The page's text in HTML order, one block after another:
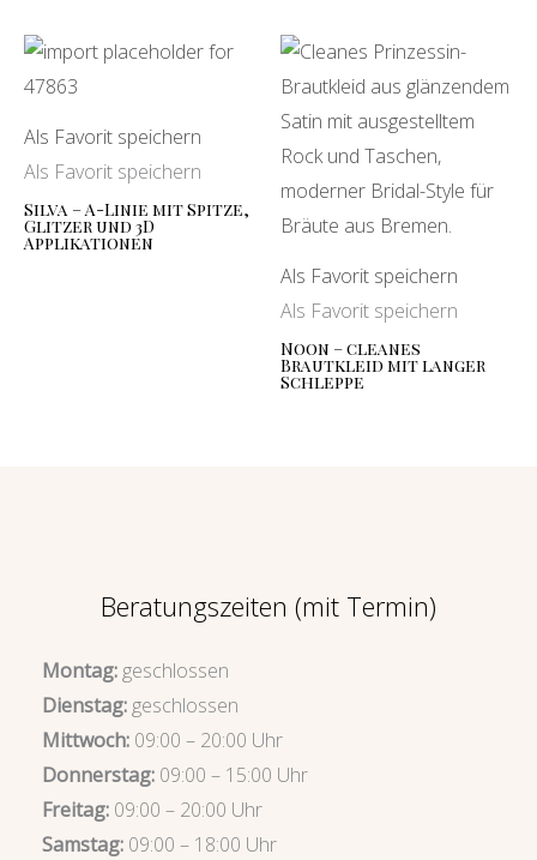
Als Favorit speichern
Als Favorit speichern
Silva – A-Linie mit Spitze,
Glitzer und 3D
Applikationen
Als Favorit speichern
Als Favorit speichern
Noon – cleanes
Brautkleid mit langer
Schleppe
Beratungszeiten (mit Termin)
Montag:geschlossen
Dienstag:geschlossen
Mittwoch: 09:00 – 20:00 Uhr
Donnerstag: 09:00 – 15:00 Uhr
Freitag: 09:00 – 20:00 Uhr
Samstag: 09:00 – 18:00 Uhr